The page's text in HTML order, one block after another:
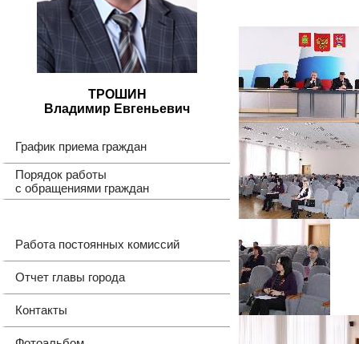
ТРОШИН
Владимир Евгеньевич
График приема граждан
Порядок работы
с обращениями граждан
Работа постоянных комиссий
Отчет главы города
Контакты